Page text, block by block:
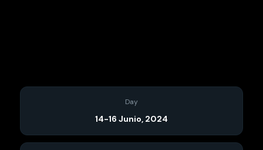
Day
14-16 Junio, 2024